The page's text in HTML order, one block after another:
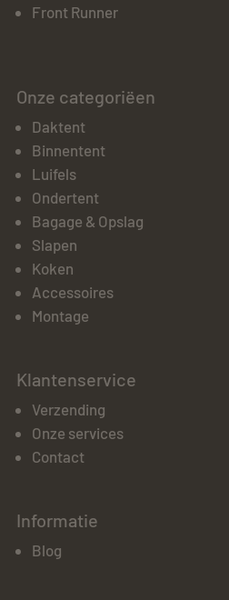
Front Runner
Onze categoriëen
Daktent
Binnentent
Luifels
Ondertent
Bagage & Opslag
Slapen
Koken
Accessoires
Montage
Klantenservice
Verzending
Onze services
Contact
Informatie
Blog